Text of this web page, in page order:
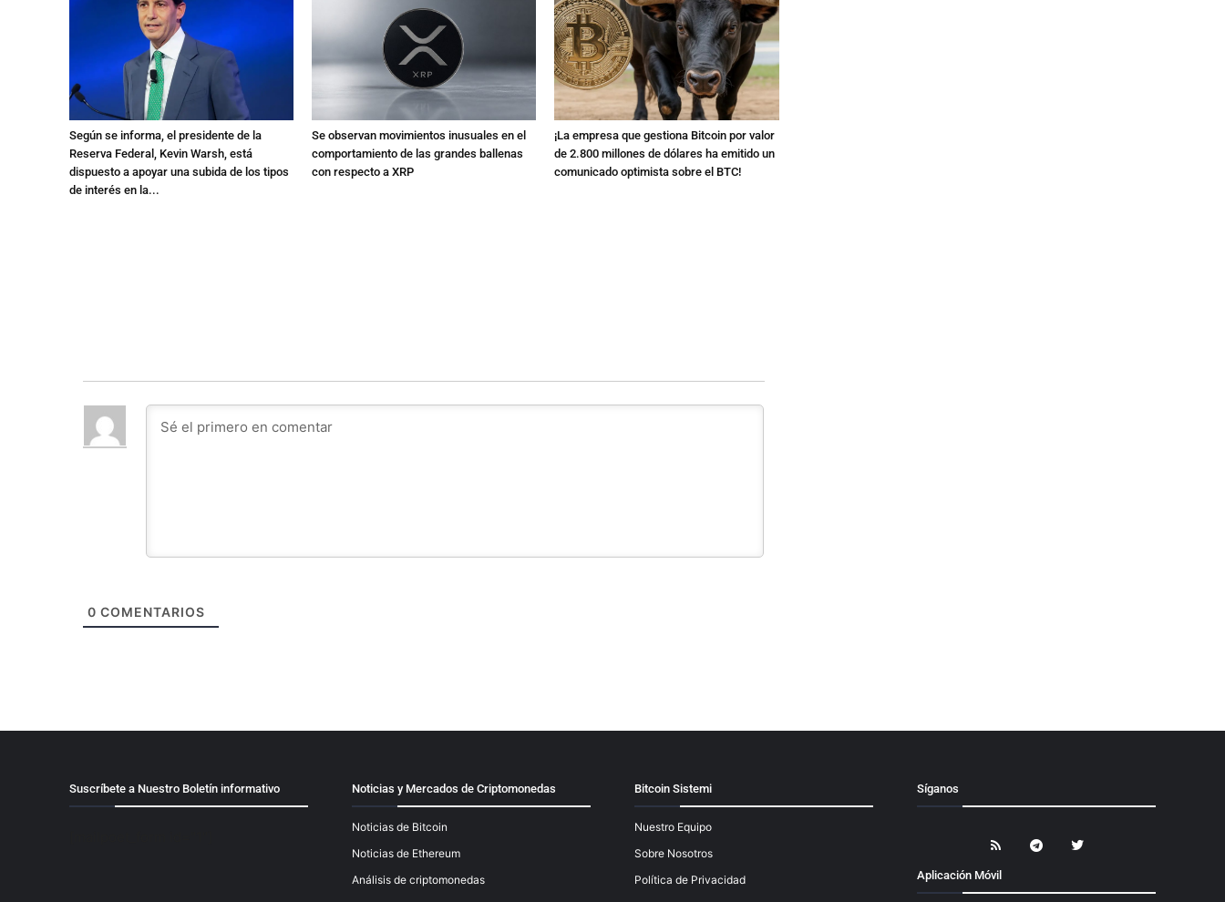
Según se informa, el presidente de la
Reserva Federal, Kevin Warsh, está
dispuesto a apoyar una subida de los tipos
de interés en la...
Se observan movimientos inusuales en el
comportamiento de las grandes ballenas
con respecto a XRP
¡La empresa que gestiona Bitcoin por valor
de 2.800 millones de dólares ha emitido un
comunicado optimista sobre el BTC!
0 COMENTARIOS
Suscríbete a Nuestro Boletín informativo Noticias y Mercados de Criptomonedas
Noticias de Bitcoin
Noticias de Ethereum
Análisis de criptomonedas
Bitcoin Sistemi
Nuestro Equipo
Sobre Nosotros
Política de Privacidad
Síganos
Aplicación Móvil